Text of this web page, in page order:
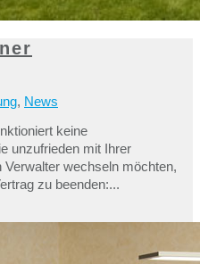
, News
keine
unzufrieden mit Ihrer
wechseln möchten,
zu beenden:...